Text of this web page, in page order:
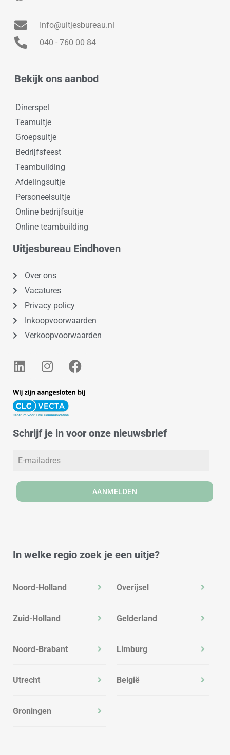
Info@uitjesbureau.nl
040 - 760 00 84
Bekijk ons aanbod
Dinerspel
Teamuitje
Groepsuitje
Bedrijfsfeest
Teambuilding
Afdelingsuitje
Personeelsuitje
Online bedrijfsuitje
Online teambuilding
Uitjesbureau Eindhoven
Over ons
Vacatures
Privacy policy
Inkoopvoorwaarden
Verkoopvoorwaarden
L
i
k
e
i
I
n
t
a
r
m
F
a
e
o
Schrijf je in voor onze nieuwsbrief
AANMELDEN
In welke regio zoek je een uitje?
Noord-Holland
Zuid-Holland
Noord-Brabant
Utrecht
Groningen
Overijsel
Gelderland
Limburg
België